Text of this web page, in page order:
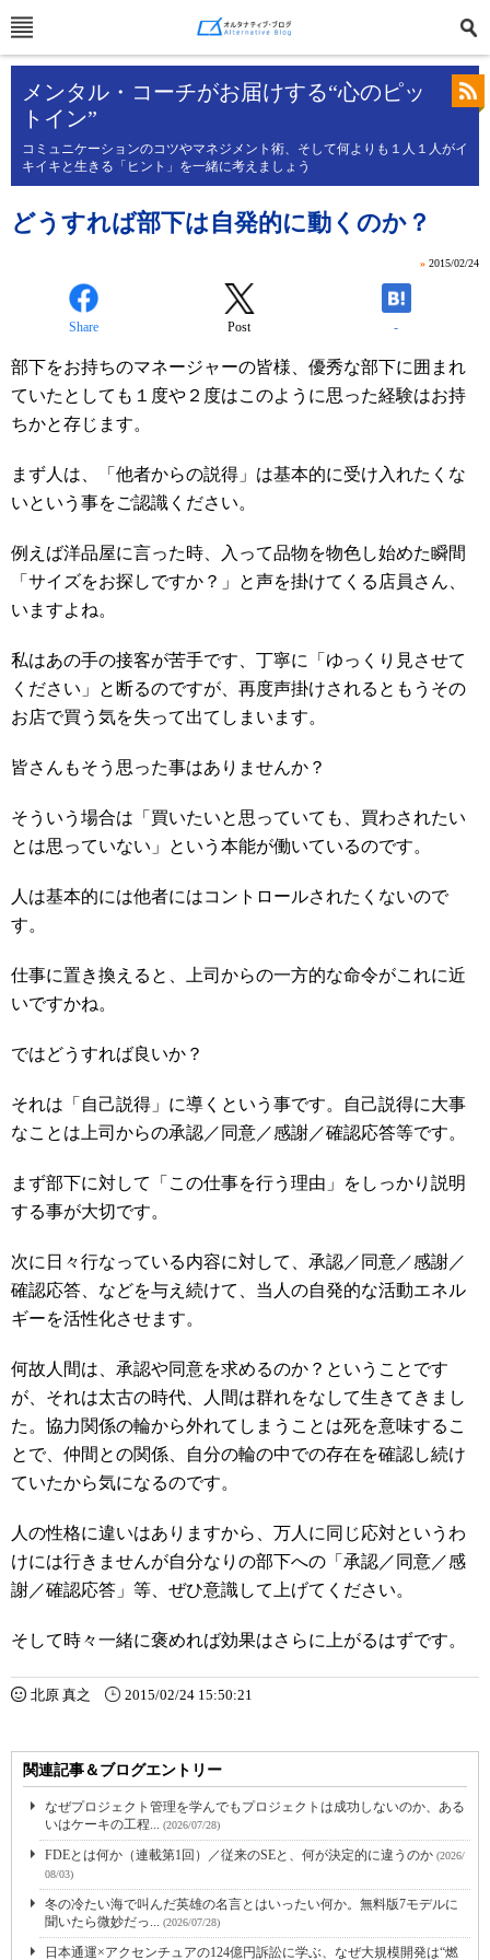
メンタル・コーチがお届けする“心のピッ
トイン”
コミュニケーションのコツやマネジメント術、そして何よりも１人１人がイ
キイキと生きる「ヒント」を一緒に考えましょう
どうすれば部下は自発的に動くのか？
» 2015/02/24
Share Post -
部下をお持ちのマネージャーの皆様、優秀な部下に囲まれ
ていたとしても１度や２度はこのように思った経験はお持
ちかと存じます。
まず人は、「他者からの説得」は基本的に受け入れたくな
いという事をご認識ください。
例えば洋品屋に言った時、入って品物を物色し始めた瞬間
「サイズをお探しですか？」と声を掛けてくる店員さん、
いますよね。
私はあの手の接客が苦手です、丁寧に「ゆっくり見させて
ください」と断るのですが、再度声掛けされるともうその
お店で買う気を失って出てしまいます。
皆さんもそう思った事はありませんか？
そういう場合は「買いたいと思っていても、買わされたい
とは思っていない」という本能が働いているのです。
人は基本的には他者にはコントロールされたくないので
す。
仕事に置き換えると、上司からの一方的な命令がこれに近
いですかね。
ではどうすれば良いか？
それは「自己説得」に導くという事です。自己説得に大事
なことは上司からの承認／同意／感謝／確認応答等です。
まず部下に対して「この仕事を行う理由」をしっかり説明
する事が大切です。
次に日々行なっている内容に対して、承認／同意／感謝／
確認応答、などを与え続けて、当人の自発的な活動エネル
ギーを活性化させます。
何故人間は、承認や同意を求めるのか？ということです
が、それは太古の時代、人間は群れをなして生きてきまし
た。協力関係の輪から外れてしまうことは死を意味するこ
とで、仲間との関係、自分の輪の中での存在を確認し続け
ていたから気になるのです。
人の性格に違いはありますから、万人に同じ応対というわ
けには行きませんが自分なりの部下への「承認／同意／感
謝／確認応答」等、ぜひ意識して上げてください。
そして時々一緒に褒めれば効果はさらに上がるはずです。
北原 真之 2015/02/24 15:50:21
関連記事＆ブログエントリー
なぜプロジェクト管理を学んでもプロジェクトは成功しないのか、ある
いはケーキの工程... (2026/07/28)
FDEとは何か（連載第1回）／従来のSEと、何が決定的に違うのか (2026/
08/03)
冬の冷たい海で叫んだ英雄の名言とはいったい何か。無料版7モデルに
聞いたら微妙だっ... (2026/07/28)
日本通運×アクセンチュアの124億円訴訟に学ぶ、なぜ大規模開発は“燃